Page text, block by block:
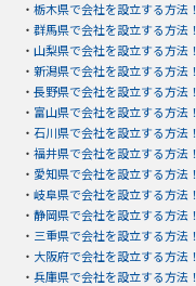
・ 栃木県で会社を設立する方法！
・ 群馬県で会社を設立する方法！
・ 山梨県で会社を設立する方法！
・ 新潟県で会社を設立する方法！
・ 長野県で会社を設立する方法！
・ 富山県で会社を設立する方法！
・ 石川県で会社を設立する方法！
・ 福井県で会社を設立する方法！
・ 愛知県で会社を設立する方法！
・ 岐阜県で会社を設立する方法！
・ 静岡県で会社を設立する方法！
・ 三重県で会社を設立する方法！
・ 大阪府で会社を設立する方法！
・ 兵庫県で会社を設立する方法！